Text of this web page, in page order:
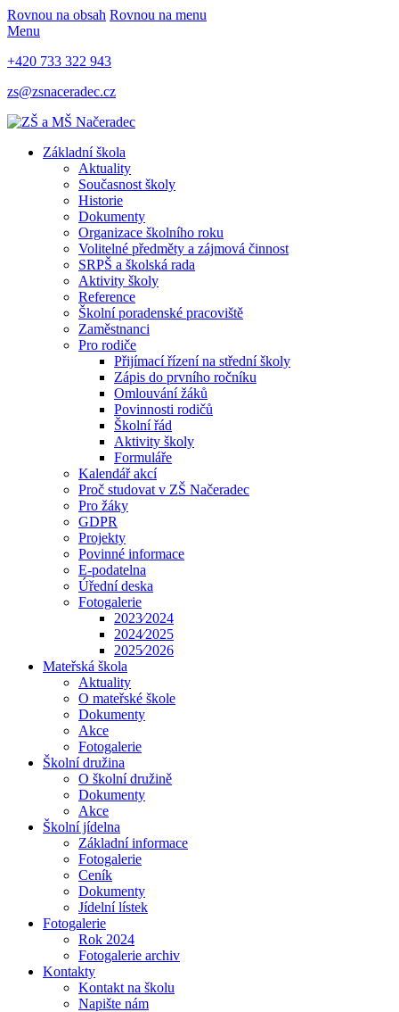
Rovnou na obsah Rovnou na menu
Menu
+420 733 322 943
zs@zsnaceradec.cz
Základní škola
Aktuality
Současnost školy
Historie
Dokumenty
Organizace školního roku
Volitelné předměty a zájmová činnost
SRPŠ a školská rada
Aktivity školy
Reference
Školní poradenské pracoviště
Zaměstnanci
Pro rodiče
Přijímací řízení na střední školy
Zápis do prvního ročníku
Omlouvání žáků
Povinnosti rodičů
Školní řád
Aktivity školy
Formuláře
Kalendář akcí
Proč studovat v ZŠ Načeradec
Pro žáky
GDPR
Projekty
Povinné informace
E-podatelna
Úřední deska
Fotogalerie
2023⁄2024
2024⁄2025
2025⁄2026
Mateřská škola
Aktuality
O mateřské škole
Dokumenty
Akce
Fotogalerie
Školní družina
O školní družině
Dokumenty
Akce
Školní jídelna
Základní informace
Fotogalerie
Ceník
Dokumenty
Jídelní lístek
Fotogalerie
Rok 2024
Fotogalerie archiv
Kontakty
Kontakt na školu
Napište nám